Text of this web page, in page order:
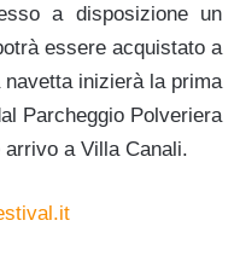
a disposizione un
essere acquistato a
inizierà la prima
Parcheggio Polveriera
a Villa Canali.